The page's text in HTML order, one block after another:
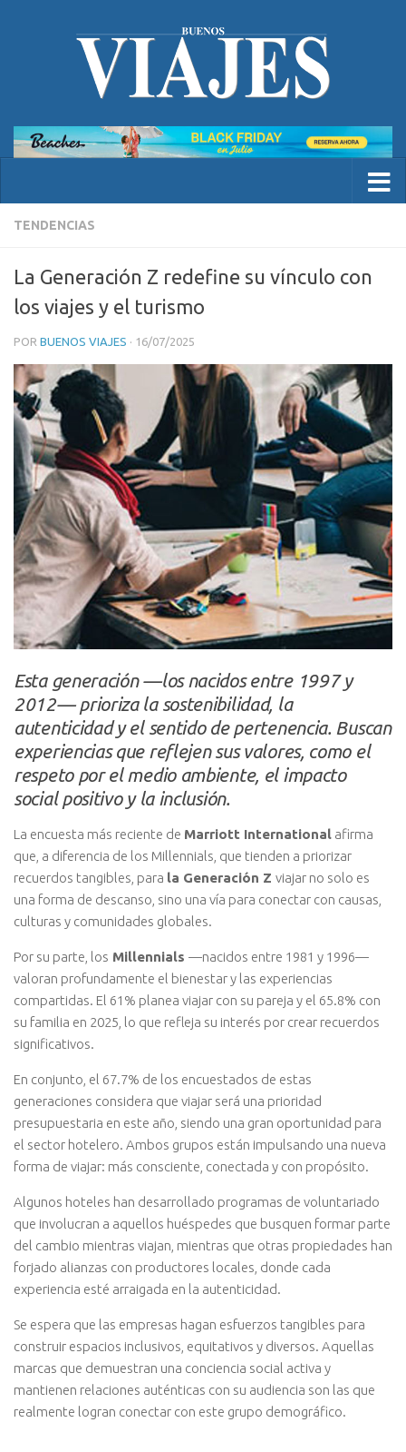
TENDENCIAS
La Generación Z redefine su vínculo con
los viajes y el turismo
POR BUENOS VIAJES · 16/07/2025
Esta generación —los nacidos entre 1997 y
2012— prioriza la sostenibilidad, la
autenticidad y el sentido de pertenencia. Buscan
experiencias que reflejen sus valores, como el
respeto por el medio ambiente, el impacto
social positivo y la inclusión.
La encuesta más reciente de Marriott International afirma
que, a diferencia de los Millennials, que tienden a priorizar
recuerdos tangibles, para la Generación Z viajar no solo es
una forma de descanso, sino una vía para conectar con causas,
culturas y comunidades globales.
Por su parte, los Millennials —nacidos entre 1981 y 1996—
valoran profundamente el bienestar y las experiencias
compartidas. El 61% planea viajar con su pareja y el 65.8% con
su familia en 2025, lo que refleja su interés por crear recuerdos
significativos.
En conjunto, el 67.7% de los encuestados de estas
generaciones considera que viajar será una prioridad
presupuestaria en este año, siendo una gran oportunidad para
el sector hotelero. Ambos grupos están impulsando una nueva
forma de viajar: más consciente, conectada y con propósito.
Algunos hoteles han desarrollado programas de voluntariado
que involucran a aquellos huéspedes que busquen formar parte
del cambio mientras viajan, mientras que otras propiedades han
forjado alianzas con productores locales, donde cada
experiencia esté arraigada en la autenticidad.
Se espera que las empresas hagan esfuerzos tangibles para
construir espacios inclusivos, equitativos y diversos. Aquellas
marcas que demuestran una conciencia social activa y
mantienen relaciones auténticas con su audiencia son las que
realmente logran conectar con este grupo demográfico.